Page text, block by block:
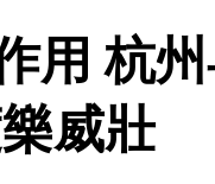
用 杭
威壯